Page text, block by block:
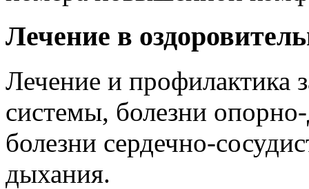
Лечение в
Лечение и профилактика
системы, болезни опорно-
болезни сердечно-
дыхания.